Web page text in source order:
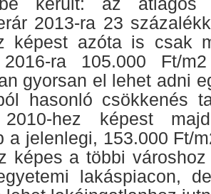
2013-ra 23
képest azóta is csak
2016-ra 105.000 Ft/
gyorsan el lehet adni
hasonló csökkenés
2010-hez képest
a jelenlegi, 153.000 Ft/
képes a többi
lakáspiacon,